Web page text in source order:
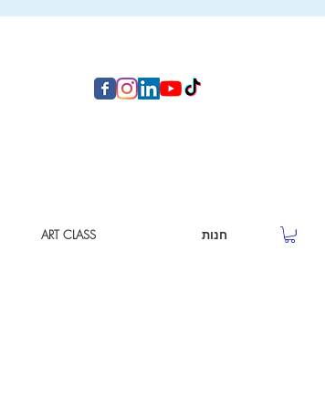
ART CLASS חנות